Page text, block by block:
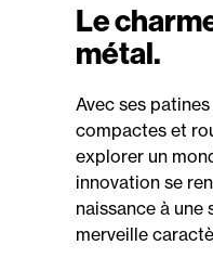
Le
métal.
Avec ses
compactes et
explorer un
innovation se
naissance à une
merveille